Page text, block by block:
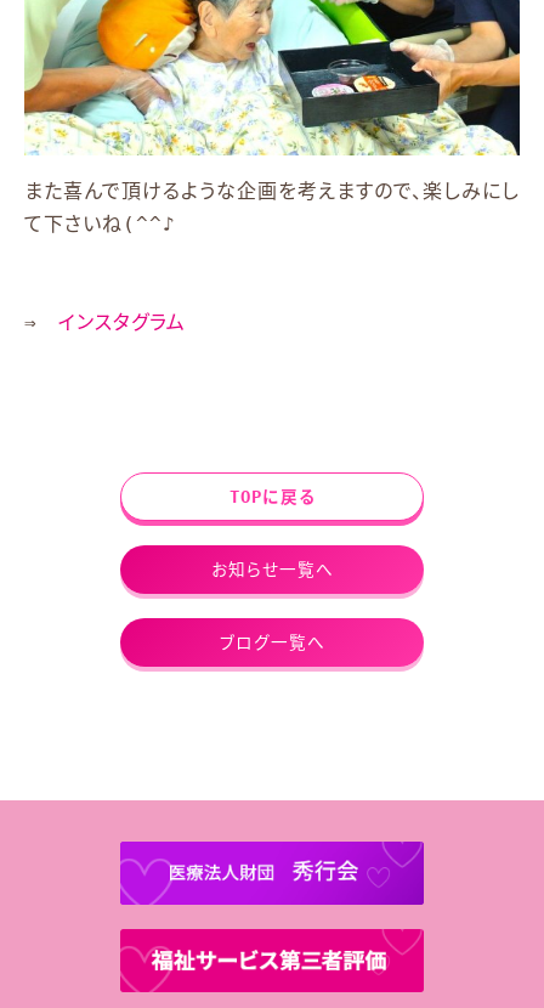
また喜んで頂けるような企画を考えますので、楽しみにし
て下さいね(^^♪
⇒ インスタグラム
TOPに戻る
お知らせ一覧へ
ブログ一覧へ